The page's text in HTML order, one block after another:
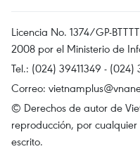
Licencia No. 1374/GP-
2008 por el Ministerio de
Tel.: (024) 39411349 - (024)
Correo:
© Derechos de autor de
reproducción, por
escrito.